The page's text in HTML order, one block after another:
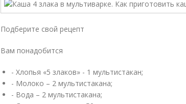
Подберите свой рецепт
Вам понадобится
- Хлопья «5 злаков» - 1 мультистакан;
- Молоко – 2 мультистакана;
- Вода – 2 мультистакана;